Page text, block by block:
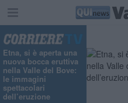
Etna, si è aperta una
nuova bocca eruttiva
nella Valle del Bove:
le immagini
spettacolari
dell’eruzione